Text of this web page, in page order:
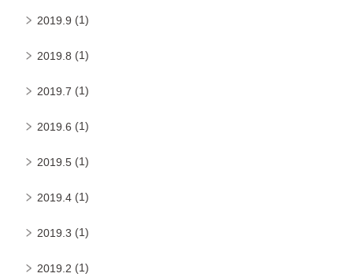
2019.9 (1)
2019.8 (1)
2019.7 (1)
2019.6 (1)
2019.5 (1)
2019.4 (1)
2019.3 (1)
2019.2 (1)